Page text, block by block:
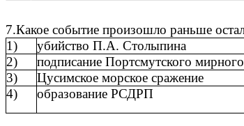
7.Какое событие произошло раньше
1)
убийство П.А. Столыпина
2)
подписание Портсмутского
3)
Цусимское морское сражение
4)
образование РСДРП